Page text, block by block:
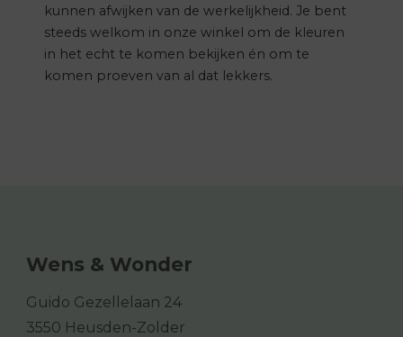
kunnen afwijken van de werkelijkheid. Je bent
steeds welkom in onze winkel om de kleuren
in het echt te komen bekijken én om te
komen proeven van al dat lekkers.
Wens & Wonder
Guido Gezellelaan 24
3550 Heusden-Zolder